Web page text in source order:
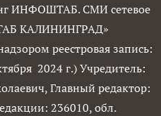
ИНФОШТАБ. СМИ сетевое
КАЛИНИНГРАД»
реестровая запись:
2024 г.) Учредитель:
Главный редактор:
236010, обл.